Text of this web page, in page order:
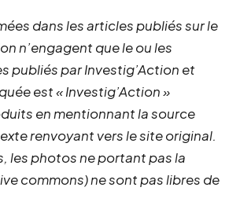
dans les articles publiés sur le
n’engagent que le ou les
publiés par Investig’Action et
est « Investig’Action »
en mentionnant la source
renvoyant vers le site original.
les photos ne portant pas la
commons) ne sont pas libres de